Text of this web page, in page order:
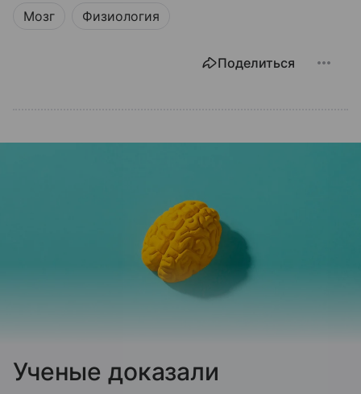
Мозг Физиология
Поделиться
Ученые доказали